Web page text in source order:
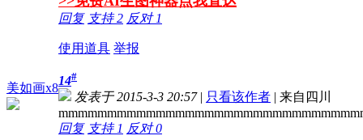
回复 支持2 反对 1
使用道具 举报
美如画x8
14#
发表于 2015-3-3 20:57 | 只看该作者 | 来自四川
回复 支持 1 反对0